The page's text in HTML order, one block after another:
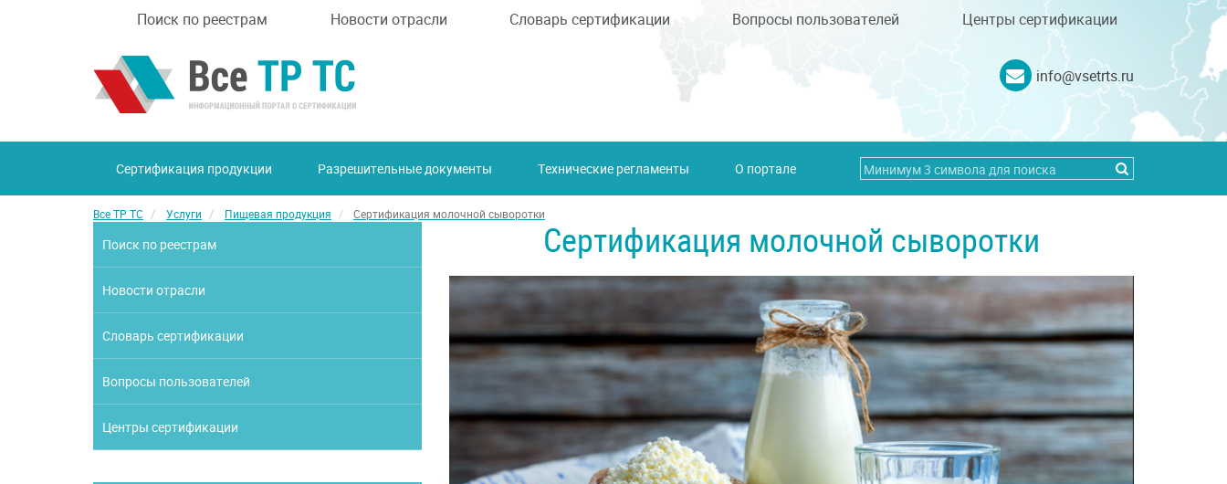
info@vsetrts.ru
Поиск по реестрам Новости отрасли Словарь сертификации Вопросы пользователей Центры сертификации
Сертификация продукции Разрешительные документы Технические регламенты О портале
Все ТР ТС Услуги Пищевая продукция Сертификация молочной сыворотки
Сертификация молочной сыворотки
Поиск по реестрам
Новости отрасли
Словарь сертификации
Вопросы пользователей
Центры сертификации